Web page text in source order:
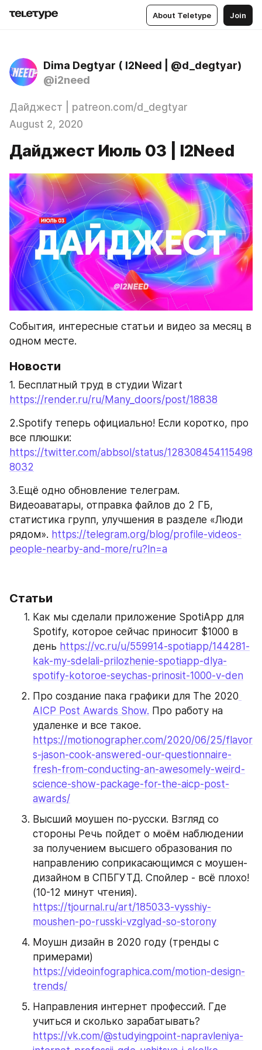
About Teletype Join
Dima Degtyar ( I2Need | @d_degtyar)
@i2need
Дайджест | patreon.com/d_degtyar
August 2, 2020
Дайджест Июль 03 | I2Need
События, интересные статьи и видео за месяц в
одном месте.
Новости
1. Бесплатный труд в студии Wizart
https://render.ru/ru/Many_doors/post/18838
2.Spotify теперь официально! Если коротко, про
https://twitter.com/abbsol/status/128308454115498
8032
3.Ещё одно обновление телеграм.
Видеоаватары, отправка файлов до 2 ГБ,
статистика групп, улучшения в разделе «Люди
рядом». https://telegram.org/blog/profile-videos-
people-nearby-and-more/ru?ln=a
Статьи
Как мы сделали приложение SpotiApp для
Spotify, которое сейчас приносит $1000 в
день https://vc.ru/u/559914-spotiapp/144281-
kak-my-sdelali-prilozhenie-spotiapp-dlya-
spotify-kotoroe-seychas-prinosit-1000-v-den
Про создание пака графики для The 2020
AICP Post Awards Show. Про работу на
https://motionographer.com/2020/06/25/flavor
s-jason-cook-answered-our-questionnaire-
fresh-from-conducting-an-awesomely-weird-
science-show-package-for-the-aicp-post-
awards/
Высший моушен по-русски. Взгляд со
стороны Речь пойдет о моём наблюдении
за получением высшего образования по
направлению соприкасающимся с моушен-
дизайном в СПБГУТД. Спойлер - всё плохо!
https://tjournal.ru/art/185033-vysshiy-
moushen-po-russki-vzglyad-so-storony
Моушн дизайн в 2020 году (тренды с
https://videoinfographica.com/motion-design-
trends/
Направления интернет профессий. Где
https://vk.com/@studyingpoint-napravleniya-